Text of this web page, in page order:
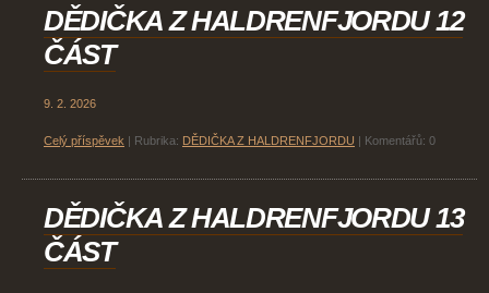
DĚDIČKA Z HALDRENFJORDU 12
ČÁST
9. 2. 2026
Celý příspěvek Rubrika: DĚDIČKA Z HALDRENFJORDU Komentářů: 0
DĚDIČKA Z HALDRENFJORDU 13
ČÁST